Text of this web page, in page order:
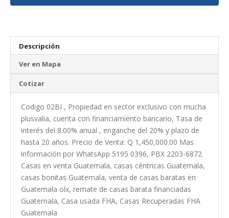
Descripción
Ver en Mapa
Cotizar
Codigo 02BI , Propiedad en sector exclusivo con mucha
plusvalia, cuenta con financiamiento bancario, Tasa de
interés del 8.00% anual , enganche del 20% y plazo de
hasta 20 años. Precio de Venta: Q 1,450,000.00 Mas
información por WhatsApp 5195 0396, PBX 2203-6872.
Casas en venta Guatemala, casas céntricas Guatemala,
casas bonitas Guatemala, venta de casas baratas en
Guatemala olx, remate de casas barata financiadas
Guatemala, Casa usada FHA, Casas Recuperadas FHA
Guatemala